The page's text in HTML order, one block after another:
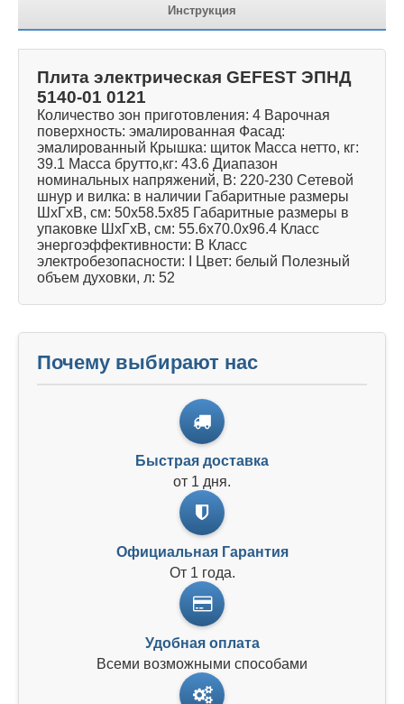
Инструкция
Плита электрическая GEFEST ЭПНД
5140-01 0121
Количество зон приготовления: 4 Варочная
поверхность: эмалированная Фасад:
эмалированный Крышка: щиток Масса нетто, кг:
39.1 Масса брутто,кг: 43.6 Диапазон
номинальных напряжений, В: 220-230 Сетевой
шнур и вилка: в наличии Габаритные размеры
ШхГхВ, см: 50x58.5x85 Габаритные размеры в
упаковке ШхГхВ, см: 55.6x70.0x96.4 Класс
энергоэффективности: B Класс
электробезопасности: I Цвет: белый Полезный
объем духовки, л: 52
Почему выбирают нас
Быстрая доставка
от 1 дня.
Официальная Гарантия
От 1 года.
Удобная оплата
Всеми возможными способами